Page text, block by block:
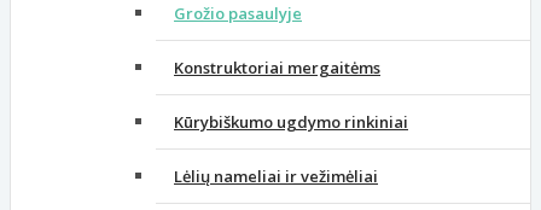
Grožio pasaulyje
Konstruktoriai mergaitėms
Kūrybiškumo ugdymo rinkiniai
Lėlių nameliai ir vežimėliai